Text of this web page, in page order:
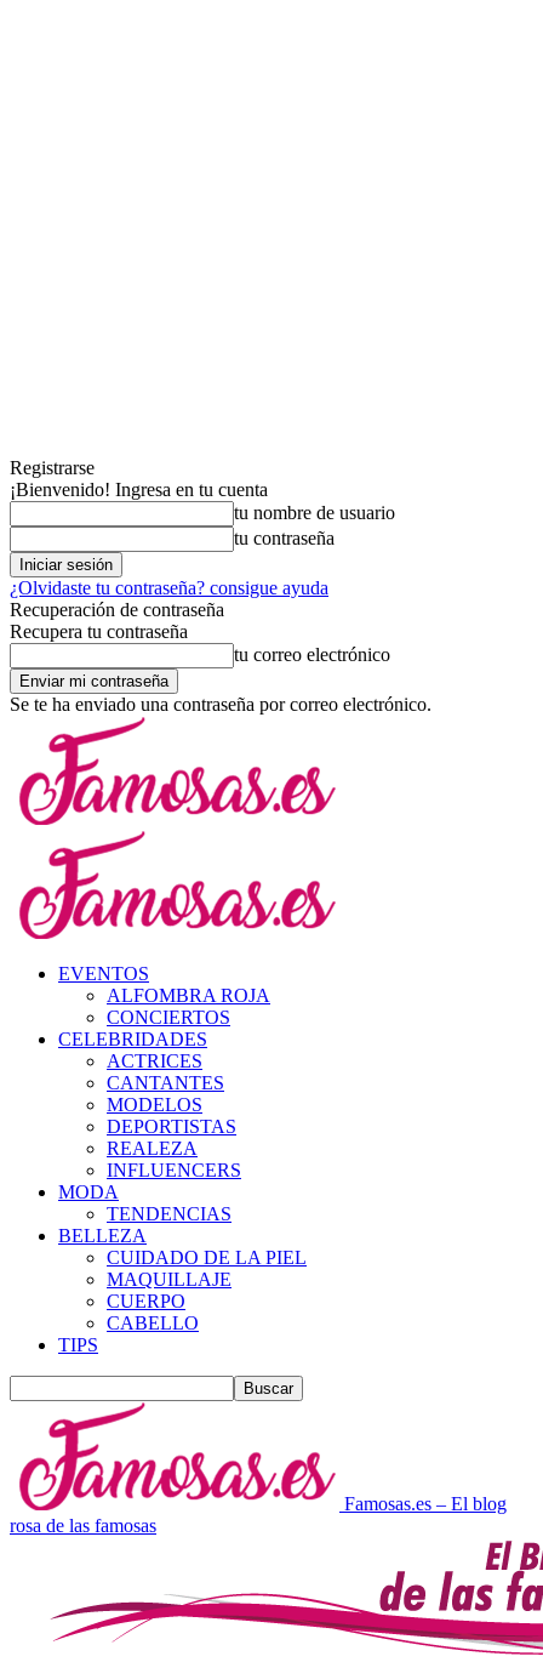
Registrarse
¡Bienvenido! Ingresa en tu cuenta
tu nombre de usuario
tu contraseña
¿Olvidaste tu contraseña? consigue ayuda
Recuperación de contraseña
Recupera tu contraseña
tu correo electrónico
Se te ha enviado una contraseña por correo electrónico.
EVENTOS
ALFOMBRA ROJA
CONCIERTOS
CELEBRIDADES
ACTRICES
CANTANTES
MODELOS
DEPORTISTAS
REALEZA
INFLUENCERS
MODA
TENDENCIAS
BELLEZA
CUIDADO DE LA PIEL
MAQUILLAJE
CUERPO
CABELLO
TIPS
Famosas.es – El blog
rosa de las famosas